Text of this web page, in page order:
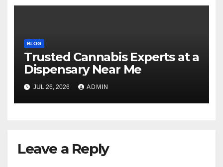
BLOG
Trusted Cannabis Experts at a
Dispensary Near Me
JUL 26, 2026 ADMIN
Leave a Reply